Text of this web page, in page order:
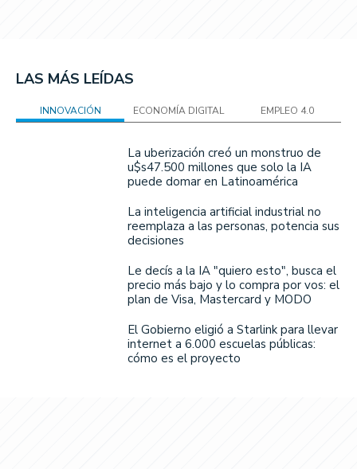
LAS MÁS LEÍDAS
INNOVACIÓN ECONOMÍA DIGITAL EMPLEO 4.0
La uberización creó un monstruo de
u$s47.500 millones que solo la IA
puede domar en Latinoamérica
La inteligencia artificial industrial no
reemplaza a las personas, potencia sus
decisiones
Le decís a la IA "quiero esto", busca el
precio más bajo y lo compra por vos: el
plan de Visa, Mastercard y MODO
El Gobierno eligió a Starlink para llevar
internet a 6.000 escuelas públicas:
cómo es el proyecto